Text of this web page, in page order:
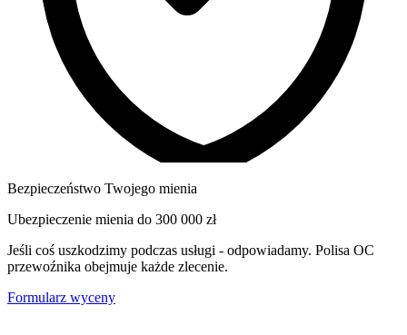
Bezpieczeństwo Twojego mienia
Ubezpieczenie mienia do 300 000 zł
Jeśli coś uszkodzimy podczas usługi - odpowiadamy. Polisa OC
przewoźnika obejmuje każde zlecenie.
Formularz wyceny